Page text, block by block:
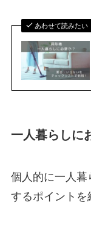
あわせて読みたい
一人暮らしに
個人的に一人暮
するポイントを